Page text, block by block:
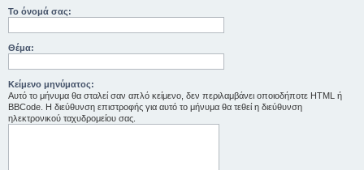
Το όνομά σας:
Θέμα:
Κείμενο μηνύματος:
Αυτό το μήνυμα θα σταλεί σαν απλό κείμενο, δεν περιλαμβάνει οποιοδήποτε HTML ή
BBCode. Η διεύθυνση επιστροφής για αυτό το μήνυμα θα τεθεί η διεύθυνση
ηλεκτρονικού ταχυδρομείου σας.